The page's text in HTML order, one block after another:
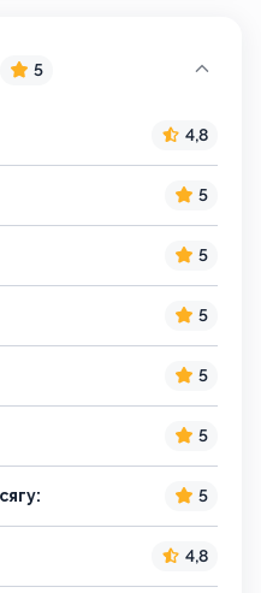
5
4,8
5
5
5
5
5
5
4,8